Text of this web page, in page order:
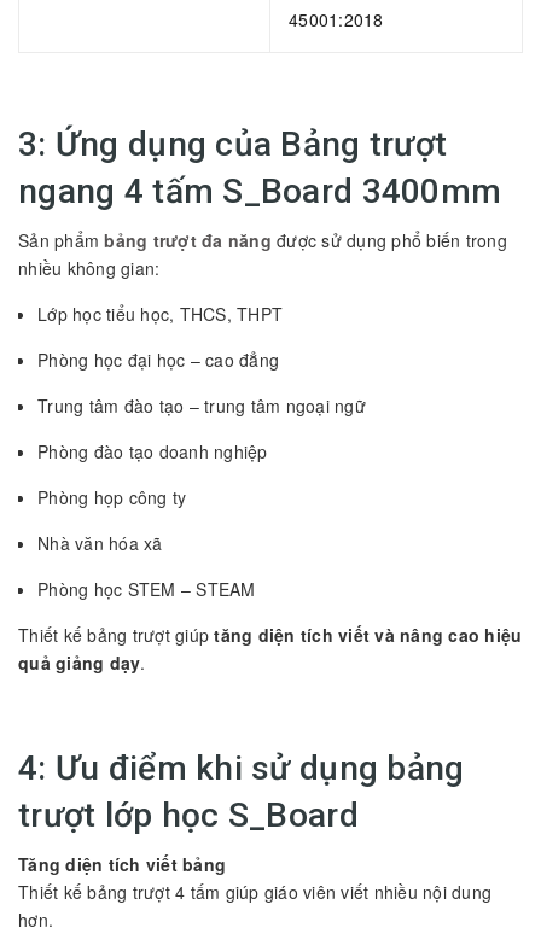
45001:2018
3: Ứng dụng của Bảng trượt
ngang 4 tấm S_Board 3400mm
Sản phẩmbảng trượt đa năng được sử dụng phổ biến trong
nhiều không gian:
Lớp học tiểu học, THCS, THPT
Phòng học đại học – cao đẳng
Trung tâm đào tạo – trung tâm ngoại ngữ
Phòng đào tạo doanh nghiệp
Phòng họp công ty
Nhà văn hóa xã
Phòng học STEM – STEAM
Thiết kế bảng trượt giúptăng diện tích viết và nâng cao hiệu
quả giảng dạy.
4: Ưu điểm khi sử dụng bảng
trượt lớp học S_Board
Tăng diện tích viết bảng
Thiết kế bảng trượt 4 tấm giúp giáo viên viết nhiều nội dung
hơn.